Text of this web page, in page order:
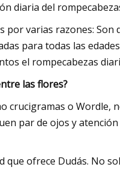
diaria del
por varias razones:
para todas las
el rompecabezas
las flores?
crucigramas o Wordle,
par de ojos y
que ofrece Dudás. No